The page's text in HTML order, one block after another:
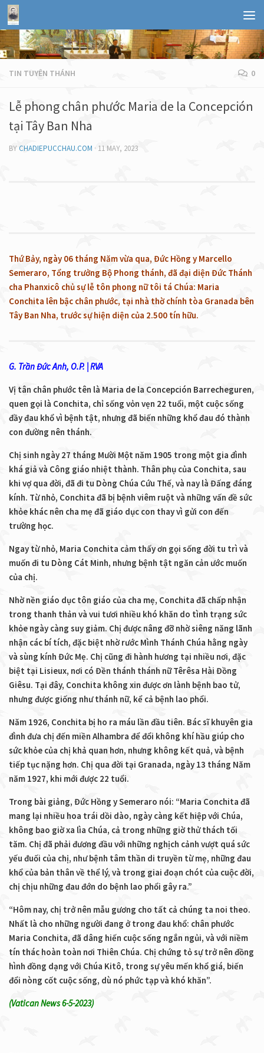
TIN TUYÊN THÁNH 0
Lễ phong chân phước Maria de la Concepción
tại Tây Ban Nha
BY CHADIEPUCCHAU.COM · 11 MAY, 2023
Thứ Bảy, ngày 06 tháng Năm vừa qua, Đức Hồng y Marcello
Semeraro, Tổng trưởng Bộ Phong thánh, đã đại diện Đức Thánh
cha Phanxicô chủ sự lễ tôn phong nữ tôi tá Chúa: Maria
Conchita lên bậc chân phước, tại nhà thờ chính tòa Granada bên
Tây Ban Nha, trước sự hiện diện của 2.500 tín hữu.
G. Trần Đức Anh, O.P. | RVA
Vị tân chân phước tên là Maria de la Concepción Barrecheguren,
quen gọi là Conchita, chỉ sống vỏn vẹn 22 tuổi, một cuộc sống
đầy đau khổ vì bệnh tật, nhưng đã biến những khổ đau đó thành
con đường nên thánh.
Chị sinh ngày 27 tháng Mười Một năm 1905 trong một gia đình
khá giả và Công giáo nhiệt thành. Thân phụ của Conchita, sau
khi vợ qua đời, đã đi tu Dòng Chúa Cứu Thế, và nay là Đấng đáng
kính. Từ nhỏ, Conchita đã bị bệnh viêm ruột và những vấn đề sức
khỏe khác nên cha mẹ đã giáo dục con thay vì gửi con đến
trường học.
Ngay từ nhỏ, Maria Conchita cảm thấy ơn gọi sống đời tu trì và
muốn đi tu Dòng Cát Minh, nhưng bệnh tật ngăn cản ước muốn
của chị.
Nhờ nền giáo dục tôn giáo của cha mẹ, Conchita đã chấp nhận
trong thanh thản và vui tươi nhiều khó khăn do tình trạng sức
khỏe ngày càng suy giảm. Chị được nâng đỡ nhờ siêng năng lãnh
nhận các bí tích, đặc biệt nhờ rước Mình Thánh Chúa hằng ngày
và sùng kính Đức Mẹ. Chị cũng đi hành hương tại nhiều nơi, đặc
biệt tại Lisieux, nơi có Đền thánh thánh nữ Têrêsa Hài Đồng
Giêsu. Tại đây, Conchita không xin được ơn lành bệnh bao tử,
nhưng được giống như thánh nữ, kể cả bệnh lao phổi.
Năm 1926, Conchita bị ho ra máu lần đầu tiên. Bác sĩ khuyên gia
đình đưa chị đến miền Alhambra để đổi không khí hầu giúp cho
sức khỏe của chị khả quan hơn, nhưng không kết quả, và bệnh
tiếp tục nặng hơn. Chị qua đời tại Granada, ngày 13 tháng Năm
năm 1927, khi mới được 22 tuổi.
Trong bài giảng, Đức Hồng y Semeraro nói: “Maria Conchita đã
mang lại nhiều hoa trái dồi dào, ngày càng kết hiệp với Chúa,
không bao giờ xa lìa Chúa, cả trong những giờ thử thách tối
tăm. Chị đã phải đương đầu với những nghịch cảnh vượt quá sức
yếu đuối của chị, như bệnh tâm thần di truyền từ mẹ, những đau
khổ của bản thân về thể lý, và trong giai đoạn chót của cuộc đời,
chị chịu những đau đớn do bệnh lao phổi gây ra.”
“Hôm nay, chị trở nên mẫu gương cho tất cả chúng ta noi theo.
Nhất là cho những người đang ở trong đau khổ: chân phước
Maria Conchita, đã dâng hiến cuộc sống ngắn ngủi, và với niềm
tín thác hoàn toàn nơi Thiên Chúa. Chị chứng tỏ sự trở nên đồng
hình đồng dạng với Chúa Kitô, trong sự yêu mến khổ giá, biến
đổi nòng cốt cuộc sống, dù nó phức tạp và khó khăn”.
(Vatican News 6-5-2023)